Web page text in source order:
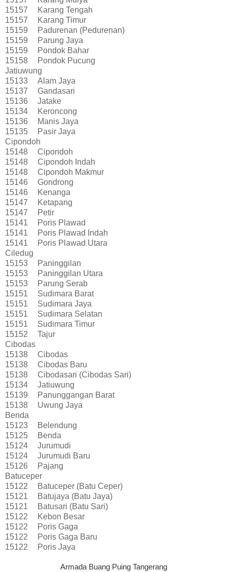
15157
Karang Tengah
15157
Karang Timur
15159
Padurenan (Pedurenan)
15159
Parung Jaya
15159
Pondok Bahar
15158
Pondok Pucung
Jatiuwung
15133
Alam Jaya
15137
Gandasari
15136
Jatake
15134
Keroncong
15136
Manis Jaya
15135
Pasir Jaya
Cipondoh
15148
Cipondoh
15148
Cipondoh Indah
15148
Cipondoh Makmur
15146
Gondrong
15146
Kenanga
15147
Ketapang
15147
Petir
15141
Poris Plawad
15141
Poris Plawad Indah
15141
Poris Plawad Utara
Ciledug
15153
Paninggilan
15153
Paninggilan Utara
15153
Parung Serab
15151
Sudimara Barat
15151
Sudimara Jaya
15151
Sudimara Selatan
15151
Sudimara Timur
15152
Tajur
Cibodas
15138
Cibodas
15138
Cibodas Baru
15138
Cibodasari (Cibodas Sari)
15134
Jatiuwung
15139
Panunggangan Barat
15138
Uwung Jaya
Benda
15123
Belendung
15125
Benda
15124
Jurumudi
15124
Jurumudi Baru
15126
Pajang
Batuceper
15122
Batuceper (Batu Ceper)
15121
Batujaya (Batu Jaya)
15121
Batusari (Batu Sari)
15122
Kebon Besar
15122
Poris Gaga
15122
Poris Gaga Baru
15122
Poris Jaya
Armada Buang Puing Tangerang